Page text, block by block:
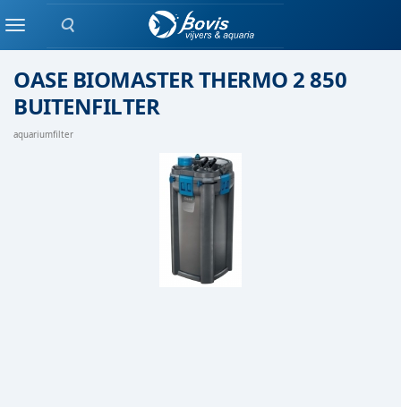
Zoeken
MenuBuiten/extern filter
OASE BIOMASTER THERMO 2 850
BUITENFILTER
aquariumfilter